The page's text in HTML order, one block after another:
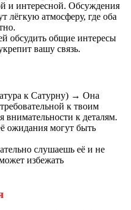
и интересной. Обсуждения
лёгкую атмосферу, где оба
обсудить общие интересы
вашу связь.
к Сатурну) → Она
к твоим
внимательности к деталям.
ожидания могут быть
слушаешь её и не
избежать